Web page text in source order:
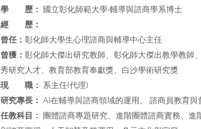
學 歷： 國立彰化師範大學‧輔導與諮商學系博士
經 歷：
曾任： 彰化師大學生心理諮商與輔導中心主任
曾獲： 彰化師大傑出研究教師、彰化師大傑出教學教師
秀研究人才、教育部教育奉獻獎、白沙學術研究獎
現 職： 系主任(代理)
研究專長： AI在輔導與諮商領域的運用、 諮商員教育
任教科目： 團體諮商專題研究、進階團體諮商實務、